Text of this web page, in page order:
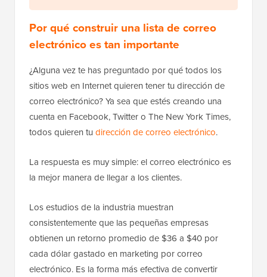
Por qué construir una lista de correo
electrónico es tan importante
¿Alguna vez te has preguntado por qué todos los
sitios web en Internet quieren tener tu dirección de
correo electrónico? Ya sea que estés creando una
cuenta en Facebook, Twitter o The New York Times,
todos quieren tu dirección de correo electrónico.
La respuesta es muy simple: el correo electrónico es
la mejor manera de llegar a los clientes.
Los estudios de la industria muestran
consistentemente que las pequeñas empresas
obtienen un retorno promedio de $36 a $40 por
cada dólar gastado en marketing por correo
electrónico. Es la forma más efectiva de convertir